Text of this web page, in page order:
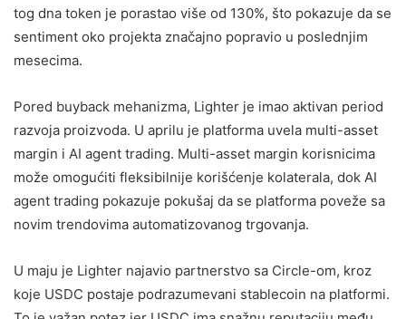
tog dna token je porastao više od 130%, što pokazuje da se
sentiment oko projekta značajno popravio u poslednjim
mesecima.
Pored buyback mehanizma, Lighter je imao aktivan period
razvoja proizvoda. U aprilu je platforma uvela multi-asset
margin i AI agent trading. Multi-asset margin korisnicima
može omogućiti fleksibilnije korišćenje kolaterala, dok AI
agent trading pokazuje pokušaj da se platforma poveže sa
novim trendovima automatizovanog trgovanja.
U maju je Lighter najavio partnerstvo sa Circle-om, kroz
koje USDC postaje podrazumevani stablecoin na platformi.